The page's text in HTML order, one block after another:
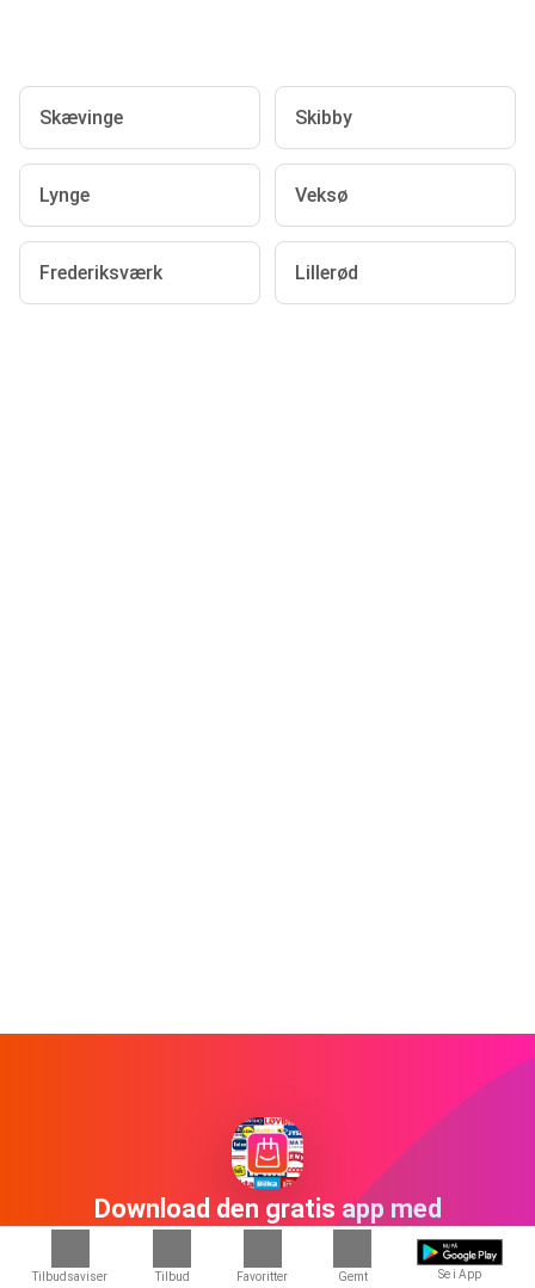
Tilbudsaviser Tilbud Favoritter Gemt Se i App
Skævinge Skibby
Lynge Veksø
Frederiksværk Lillerød
Download den gratis app med